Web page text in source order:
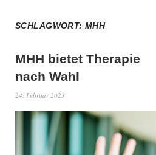
SCHLAGWORT:MHH
MHH bietet Therapie
nach Wahl
24. Februar 2023